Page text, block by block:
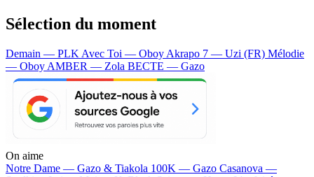
Sélection du moment
Demain — PLK Avec Toi — Oboy Akrapo 7 — Uzi (FR) Mélodie
— Oboy AMBER — Zola BECTE — Gazo
On aime
Notre Dame — Gazo & Tiakola 100K — Gazo Casanova —